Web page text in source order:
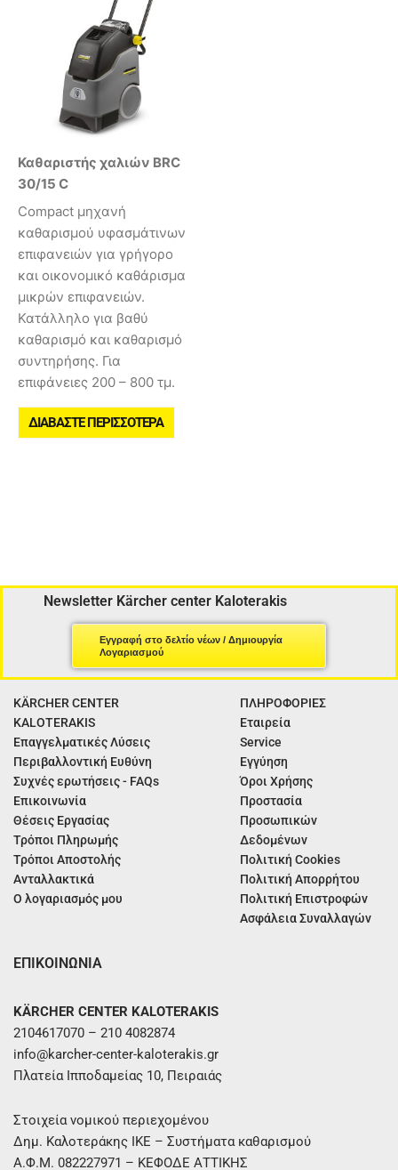
Καθαριστής χαλιών BRC
30/15 C
Compact μηχανή
καθαρισμού υφασμάτινων
επιφανειών για γρήγορο
και οικονομικό καθάρισμα
μικρών επιφανειών.
Κατάλληλο για βαθύ
καθαρισμό και καθαρισμό
συντηρήσης. Για
επιφάνειες 200 – 800 τμ.
ΔΙΑΒΆΣΤΕ ΠΕΡΙΣΣΌΤΕΡΑ
Newsletter Kärcher center Kaloterakis
Εγγραφή στο δελτίο νέων / Δημιουργία
Λογαριασμού
KÄRCHER CENTER
KALOTERAKIS
Επαγγελματικές Λύσεις
Περιβαλλοντική Ευθύνη
Συχνές ερωτήσεις - FAQs
Επικοινωνία
Θέσεις Εργασίας
Τρόποι Πληρωμής
Τρόποι Αποστολής
Ανταλλακτικά
Ο λογαριασμός μου
ΠΛΗΡΟΦΟΡΙΕΣ
Εταιρεία
Service
Εγγύηση
Όροι Χρήσης
Προστασία
Προσωπικών
Δεδομένων
Πολιτική Cookies
Πολιτική Απορρήτου
Πολιτική Επιστροφών
Ασφάλεια Συναλλαγών
ΕΠΙΚΟΙΝΩΝΙΑ
KÄRCHER CENTER KALOTERAKIS
2104617070 – 210 4082874
info@karcher-center-kaloterakis.gr
Πλατεία Ιπποδαμείας 10, Πειραιάς
Στοιχεία νομικού περιεχομένου
Δημ. Καλοτεράκης ΙΚΕ – Συστήματα καθαρισμού
Α.Φ.Μ. 082227971 – ΚΕΦΟΔΕ ΑΤΤΙΚΗΣ